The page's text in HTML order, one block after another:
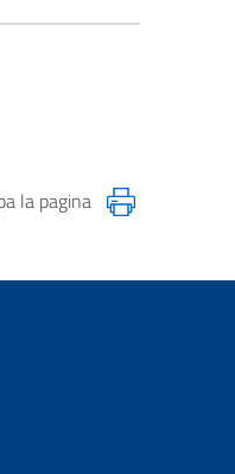
la pagina